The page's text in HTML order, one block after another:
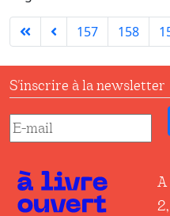
157 158
S'inscrire à la
A